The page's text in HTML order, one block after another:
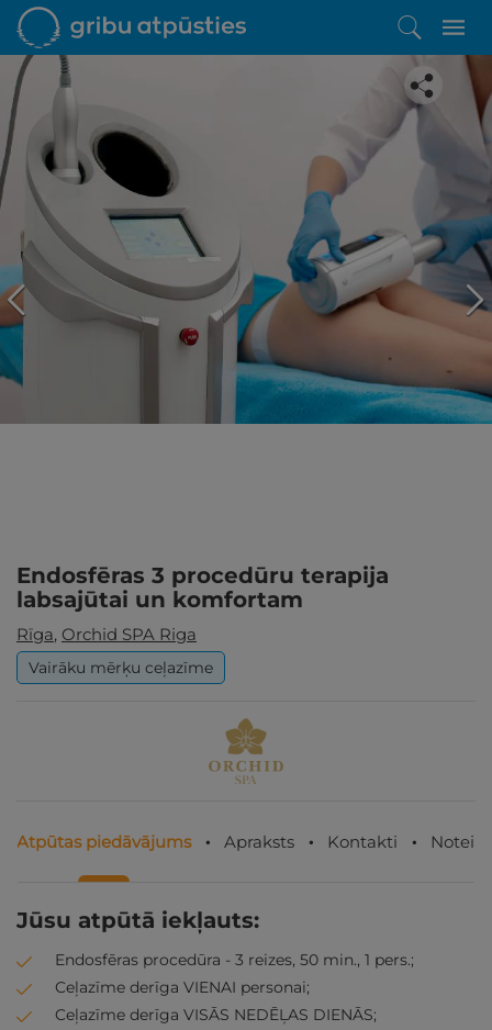
Iepatikās šis piedāvājums?
Līdz brīnišķīgai atpūtai atlikuši tikai daži soļi
PĒRKU
Endosfēras 3 procedūru terapija
labsajūtai un komfortam
Rīga, Orchid SPA Riga
Vairāku mērķu ceļazīme
Atpūtas piedāvājums Apraksts Kontakti
Jūsu atpūtā iekļauts:
Endosfēras procedūra - 3 reizes, 50 min., 1 pers.;
Ceļazīme derīga VIENAI personai;
Ceļazīme derīga VISĀS NEDĒĻAS DIENĀS;